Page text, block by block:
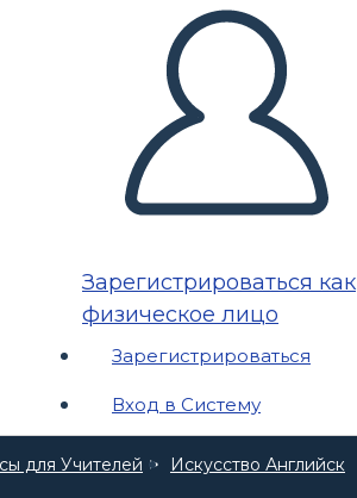
Зарегистрироваться как
физическое лицо
Зарегистрироваться
Вход в Систему
для Учителей Искусство